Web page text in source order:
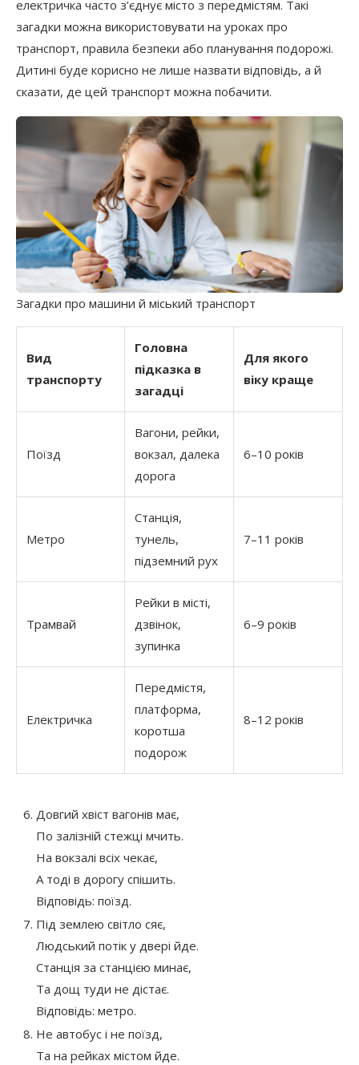
електричка часто з’єднує місто з передмістям. Такі
загадки можна використовувати на уроках про
транспорт, правила безпеки або планування подорожі.
Дитині буде корисно не лише назвати відповідь, а й
сказати, де цей транспорт можна побачити.
Загадки про машини й міський транспорт
Вид
транспорту
Головна
підказка в
загадці
Для якого
віку краще
Поїзд
Вагони, рейки,
вокзал, далека
дорога
6–10 років
Метро
Станція,
тунель,
підземний рух
7–11 років
Трамвай
Рейки в місті,
дзвінок,
зупинка
6–9 років
Електричка
Передмістя,
платформа,
коротша
подорож
8–12 років
Довгий хвіст вагонів має,
По залізній стежці мчить.
На вокзалі всіх чекає,
А тоді в дорогу спішить.
Відповідь: поїзд.
Під землею світло сяє,
Людський потік у двері йде.
Станція за станцією минає,
Та дощ туди не дістає.
Відповідь: метро.
Не автобус і не поїзд,
Та на рейках містом йде.